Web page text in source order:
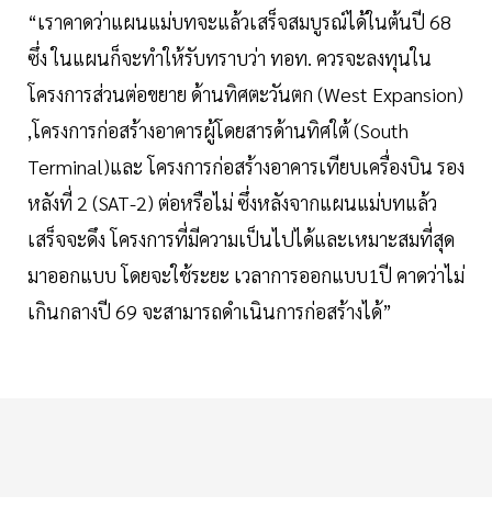
“เราคาดว่าแผนแม่บทจะแล้วเสร็จสมบูรณ์ได้ในต้นปี 68
ซึ่ง ในแผนก็จะทำให้รับทราบว่า ทอท. ควรจะลงทุนใน
โครงการส่วนต่อขยาย ด้านทิศตะวันตก (West Expansion)
,โครงการก่อสร้างอาคารผู้โดยสารด้านทิศใต้ (South
Terminal)และ โครงการก่อสร้างอาคารเทียบเครื่องบิน รอง
หลังที่ 2 (SAT-2) ต่อหรือไม่ ซึ่งหลังจากแผนแม่บทแล้ว
เสร็จจะดึง โครงการที่มีความเป็นไปได้และเหมาะสมที่สุด
มาออกแบบ โดยจะใช้ระยะ เวลาการออกแบบ1ปี คาดว่าไม่
เกินกลางปี 69 จะสามารถดำเนินการก่อสร้างได้”